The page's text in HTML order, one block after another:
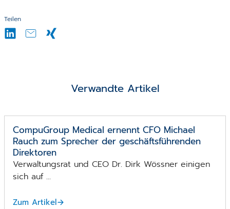
Teilen
Verwandte Artikel
CompuGroup Medical ernennt CFO Michael
Rauch zum Sprecher der geschäfts­führenden
Direktoren
Verwaltungsrat und CEO Dr. Dirk Wössner einigen
sich auf ...
Zum Artikel